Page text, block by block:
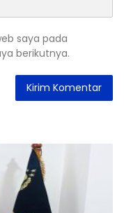
saya pada
berikutnya.